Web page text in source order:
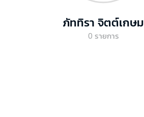
ภัททิรา จิตต์เกษม
0 รายการ